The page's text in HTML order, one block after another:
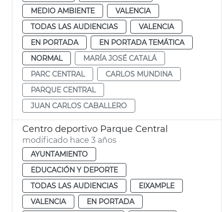
MEDIO AMBIENTE
VALENCIA
TODAS LAS AUDIENCIAS
VALENCIA
EN PORTADA
EN PORTADA TEMÁTICA
NORMAL
MARÍA JOSÉ CATALÁ
PARC CENTRAL
CARLOS MUNDINA
PARQUE CENTRAL
JUAN CARLOS CABALLERO
Centro deportivo Parque Central
modificado hace 3 años
AYUNTAMIENTO
EDUCACIÓN Y DEPORTE
TODAS LAS AUDIENCIAS
EIXAMPLE
VALENCIA
EN PORTADA